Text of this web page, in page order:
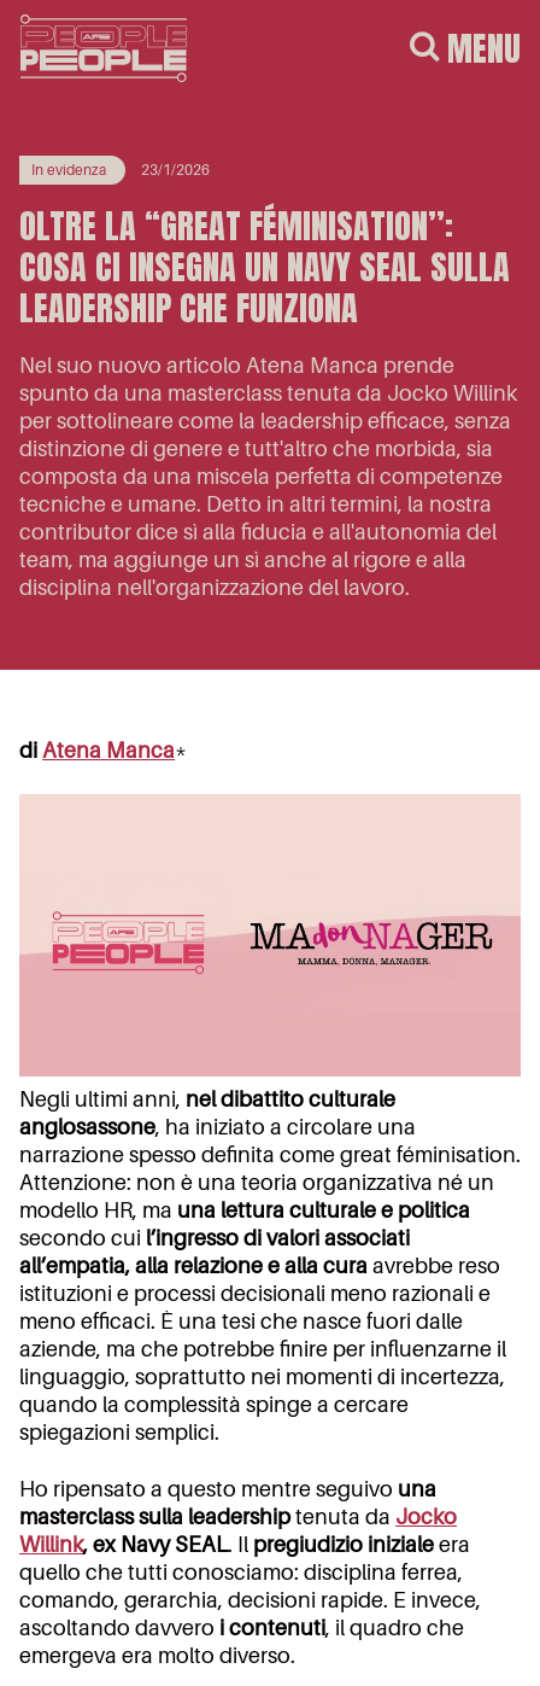
MENU
In evidenza 23/1/2026
OLTRE LA “GREAT FÉMINISATION”:
COSA CI INSEGNA UN NAVY SEAL SULLA
LEADERSHIP CHE FUNZIONA
Nel suo nuovo articolo Atena Manca prende
spunto da una masterclass tenuta da Jocko Willink
per sottolineare come la leadership efficace, senza
distinzione di genere e tutt'altro che morbida, sia
composta da una miscela perfetta di competenze
tecniche e umane. Detto in altri termini, la nostra
contributor dice sì alla fiducia e all'autonomia del
team, ma aggiunge un sì anche al rigore e alla
disciplina nell'organizzazione del lavoro.
di Atena Manca*
Negli ultimi anni, nel dibattito culturale
anglosassone, ha iniziato a circolare una
narrazione spesso definita come great féminisation.
Attenzione: non è una teoria organizzativa né un
modello HR, ma una lettura culturale e politica
secondo cui l’ingresso di valori associati
all’empatia, alla relazione e alla cura avrebbe reso
istituzioni e processi decisionali meno razionali e
meno efficaci. È una tesi che nasce fuori dalle
aziende, ma che potrebbe finire per influenzarne il
linguaggio, soprattutto nei momenti di incertezza,
quando la complessità spinge a cercare
spiegazioni semplici.
Ho ripensato a questo mentre seguivo una
masterclass sulla leadershiptenuta da Jocko
Willink, ex Navy SEAL. Il pregiudizio iniziale era
quello che tutti conosciamo: disciplina ferrea,
comando, gerarchia, decisioni rapide. E invece,
ascoltando davvero i contenuti, il quadro che
emergeva era molto diverso.